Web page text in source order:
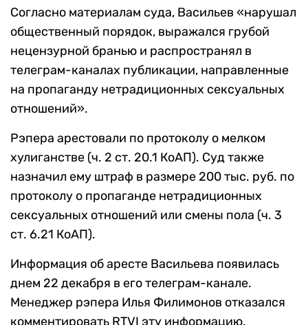
Согласно материалам суда, Васильев «нарушал
общественный порядок, выражался грубой
нецензурной бранью и распространял в
телеграм-каналах публикации, направленные
на пропаганду нетрадиционных сексуальных
отношений».
Рэпера арестовали по протоколу о мелком
хулиганстве (ч. 2 ст. 20.1 КоАП). Суд также
назначил ему штраф в размере 200 тыс. руб. по
протоколу о пропаганде нетрадиционных
сексуальных отношений или смены пола (ч. 3
ст. 6.21 КоАП).
Информация об аресте Васильева появилась
днем 22 декабря в его телеграм-канале.
Менеджер рэпера Илья Филимонов отказался
комментировать RTVI эту информацию.